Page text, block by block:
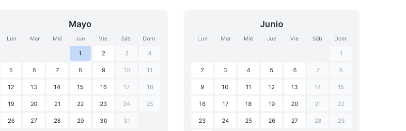
Mayo
Lun Mar Mié Jue Vie Sáb Dom
1 2 3 4
5 6 7 8 9 10 11
12 13 14 15 16 17 18
19 20 21 22 23 24 25
26 27 28 29 30 31
Junio
Lun Mar Mié Jue Vie Sáb Dom
1
2 3 4 5 6 7 8
9 10 11 12 13 14 15
16 17 18 19 20 21 22
23 24 25 26 27 28 29